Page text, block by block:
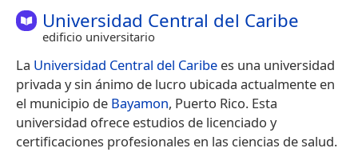
Universidad Central del Caribe
edificio universitario
La Universidad Central del Caribe es una universidad
privada y sin ánimo de lucro ubicada actualmente en
el municipio de Bayamon, Puerto Rico. Esta
universidad ofrece estudios de licenciado y
certificaciones profesionales en las ciencias de salud.